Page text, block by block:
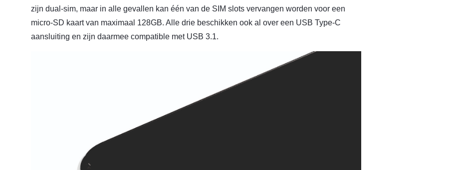
zijn dual-sim, maar in alle gevallen kan één van de SIM slots vervangen worden voor een
micro-SD kaart van maximaal 128GB. Alle drie beschikken ook al over een USB Type-C
aansluiting en zijn daarmee compatible met USB 3.1.